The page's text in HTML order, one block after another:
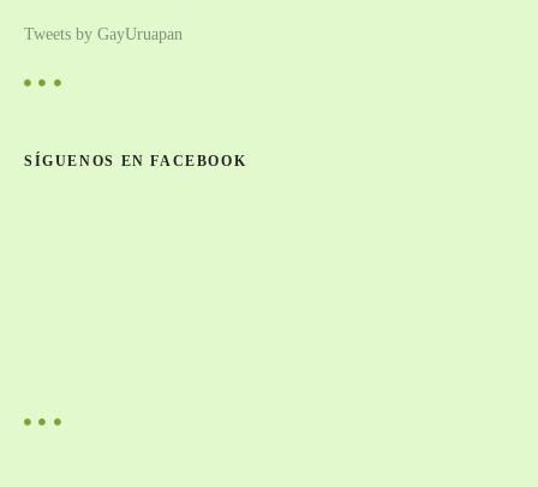
Tweets by GayUruapan
SÍGUENOS EN FACEBOOK